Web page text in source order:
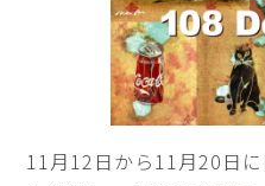
11月12日から11月20日